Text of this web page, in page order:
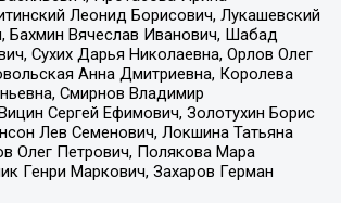
Леонид Борисович, Лукашевский
Бахмин Вячеслав Иванович, Шабад
Сухих Дарья Николаевна, Орлов Олег
Анна Дмитриевна, Королева
Смирнов Владимир
Сергей Ефимович, Золотухин Борис
Лев Семенович, Локшина Татьяна
Олег Петрович, Полякова Мара
Генри Маркович, Захаров Герман